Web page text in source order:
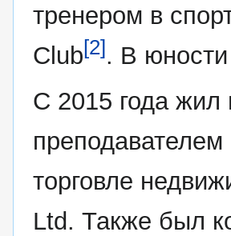
тренером в
Club[2]. В юности
С 2015 года жил
преподавателем
торговле
Ltd. Также был